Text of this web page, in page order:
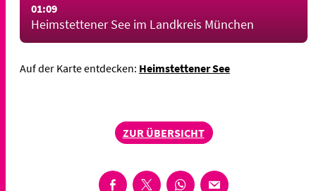
01:09
Heimstettener See im Landkreis München
Auf der Karte entdecken: Heimstettener See
ZUR ÜBERSICHT